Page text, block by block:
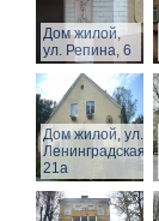
Дом жилой,
ул. Репина, 6
Дом жилой, ул.
Ленинградская,
21а